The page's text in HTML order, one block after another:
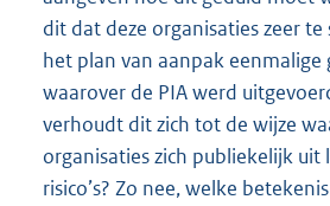
dit dat deze organisaties zeer
het plan van aanpak eenmalige
waarover de PIA werd
verhoudt dit zich tot de wijze
organisaties zich publiekelijk uit
risico’s? Zo nee, welke